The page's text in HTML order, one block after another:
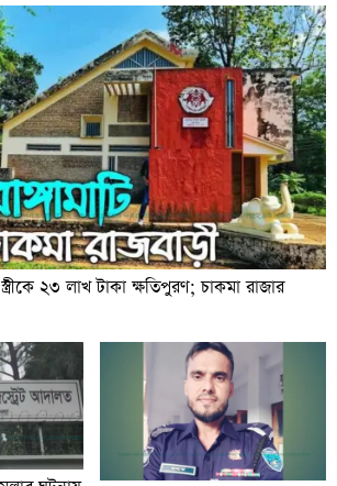
২৩ লাখ টাকা ক্ষতিপুরণ; চাকমা রাজার